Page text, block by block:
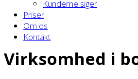
Kunderne siger
Priser
Om os
Kontakt
Virksomhed i